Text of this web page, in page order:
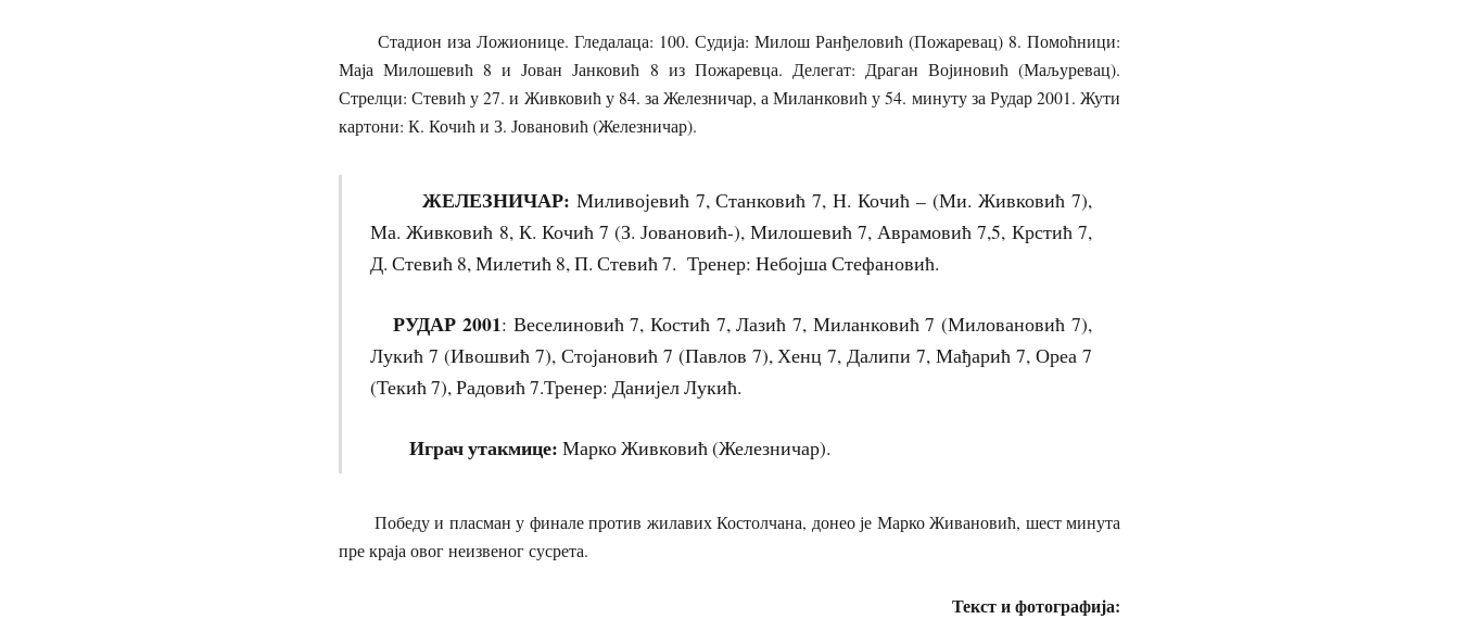
Стадион иза Ложионице. Гледалаца: 100. Судија: Милош Ранђеловић (Пожаревац) 8. Помоћници:
Маја Милошевић 8 и Јован Јанковић 8 из Пожаревца. Делегат: Драган Војиновић (Маљуревац).
Стрелци: Стевић у 27. и Живковић у 84. за Железничар, а Миланковић у 54. минуту за Рудар 2001. Жути
картони: К. Кочић и З. Јовановић (Железничар).
ЖЕЛЕЗНИЧАР: Миливојевић 7, Станковић 7, Н. Кочић – (Ми. Живковић 7),
Ма. Живковић 8, К. Кочић 7 (З. Јовановић-), Милошевић 7, Аврамовић 7,5, Крстић 7,
Д. Стевић 8, Милетић 8, П. Стевић 7. Тренер: Небојша Стефановић.
РУДАР 2001: Веселиновић 7, Костић 7, Лазић 7, Миланковић 7 (Миловановић 7),
Лукић 7 (Ивошвић 7), Стојановић 7 (Павлов 7), Хенц 7, Далипи 7, Мађарић 7, Ореа 7
(Текић 7), Радовић 7.Тренер: Данијел Лукић.
Играч утакмице:Марко Живковић (Железничар).
Победу и пласман у финале против жилавих Костолчана, донео је Марко Живановић, шест минута
пре краја овог неизвеног сусрета.
Текст и фотографија: